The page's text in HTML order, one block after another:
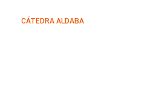
CÁTEDRA ALDABA